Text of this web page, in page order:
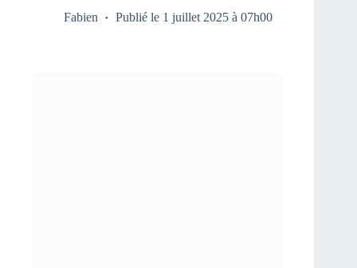
Fabien Publié le 1 juillet 2025 à 07h00